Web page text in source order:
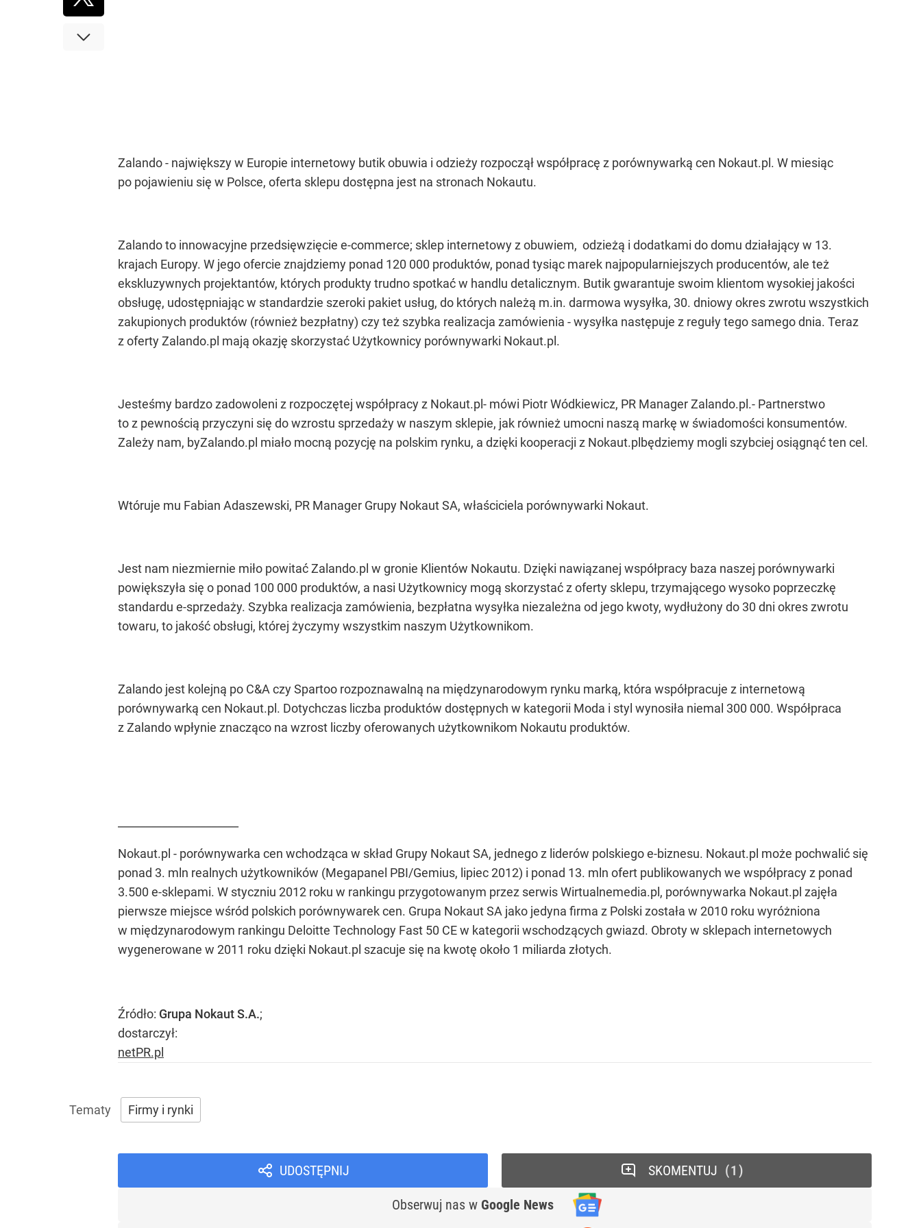
Zalando - największy w Europie internetowy butik obuwia i odzieży rozpoczął współpracę z porównywarką cen Nokaut.pl. W miesiąc
po pojawieniu się w Polsce, oferta sklepu dostępna jest na stronach Nokautu.
Zalando to innowacyjne przedsięwzięcie e-commerce; sklep internetowy z obuwiem, odzieżą i dodatkami do domu działający w 13.
krajach Europy. W jego ofercie znajdziemy ponad 120 000 produktów, ponad tysiąc marek najpopularniejszych producentów, ale też
ekskluzywnych projektantów, których produkty trudno spotkać w handlu detalicznym. Butik gwarantuje swoim klientom wysokiej jakości
obsługę, udostępniając w standardzie szeroki pakiet usług, do których należą m.in. darmowa wysyłka, 30. dniowy okres zwrotu wszystkich
zakupionych produktów (również bezpłatny) czy też szybka realizacja zamówienia - wysyłka następuje z reguły tego samego dnia. Teraz
z oferty Zalando.pl mają okazję skorzystać Użytkownicy porównywarki Nokaut.pl.
Jesteśmy bardzo zadowoleni z rozpoczętej współpracy z Nokaut.pl- mówi Piotr Wódkiewicz, PR Manager Zalando.pl.- Partnerstwo
to z pewnością przyczyni się do wzrostu sprzedaży w naszym sklepie, jak również umocni naszą markę w świadomości konsumentów.
Zależy nam, byZalando.pl miało mocną pozycję na polskim rynku, a dzięki kooperacji z Nokaut.pl będziemy mogli szybciej osiągnąć ten cel.
Wtóruje mu Fabian Adaszewski, PR Manager Grupy Nokaut SA, właściciela porównywarki Nokaut.
Jest nam niezmiernie miło powitać Zalando.pl w gronie Klientów Nokautu. Dzięki nawiązanej współpracy baza naszej porównywarki
powiększyła się o ponad 100 000 produktów, a nasi Użytkownicy mogą skorzystać z oferty sklepu, trzymającego wysoko poprzeczkę
standardu e-sprzedaży. Szybka realizacja zamówienia, bezpłatna wysyłka niezależna od jego kwoty, wydłużony do 30 dni okres zwrotu
towaru, to jakość obsługi, której życzymy wszystkim naszym Użytkownikom.
Zalando jest kolejną po C&A czy Spartoo rozpoznawalną na międzynarodowym rynku marką, która współpracuje z internetową
porównywarką cen Nokaut.pl. Dotychczas liczba produktów dostępnych w kategorii Moda i styl wynosiła niemal 300 000. Współpraca
z Zalando wpłynie znacząco na wzrost liczby oferowanych użytkownikom Nokautu produktów.
Nokaut.pl - porównywarka cen wchodząca w skład Grupy Nokaut SA, jednego z liderów polskiego e-biznesu. Nokaut.pl może pochwalić się
ponad 3. mln realnych użytkowników (Megapanel PBI/Gemius, lipiec 2012) i ponad 13. mln ofert publikowanych we współpracy z ponad
3.500 e-sklepami. W styczniu 2012 roku w rankingu przygotowanym przez serwis Wirtualnemedia.pl, porównywarka Nokaut.pl zajęła
pierwsze miejsce wśród polskich porównywarek cen. Grupa Nokaut SA jako jedyna firma z Polski została w 2010 roku wyróżniona
w międzynarodowym rankingu Deloitte Technology Fast 50 CE w kategorii wschodzących gwiazd. Obroty w sklepach internetowych
wygenerowane w 2011 roku dzięki Nokaut.pl szacuje się na kwotę około 1 miliarda złotych.
Źródło: Grupa Nokaut S.A.;
dostarczył:
netPR.pl
Firmy i rynki
UDOSTĘPNIJ
Obserwuj nas w Google News
SKOMENTUJ 1